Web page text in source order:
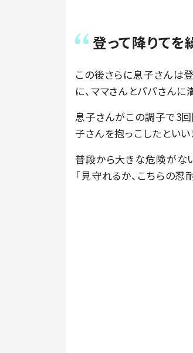
登って降りて
この後さらに息子さんは登
に、ママさんとパパさん
息子さんがこの調子で3回
子さんを抱っこしたといい
普段から大きな危険がな
「見守れるか、こちらの